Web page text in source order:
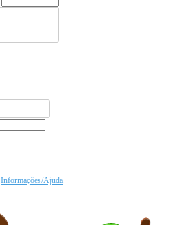
Informações/Ajuda